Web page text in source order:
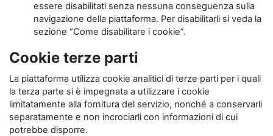
essere disabilitati senza nessuna conseguenza sulla
navigazione della piattaforma. Per disabilitarli si veda la
sezione “Come disabilitare i cookie”.
Cookie terze parti
La piattaforma utilizza cookie analitici di terze parti per i quali
la terza parte si è impegnata a utilizzare i cookie
limitatamente alla fornitura del servizio, nonché a conservarli
separatamente e non incrociarli con informazioni di cui
potrebbe disporre.